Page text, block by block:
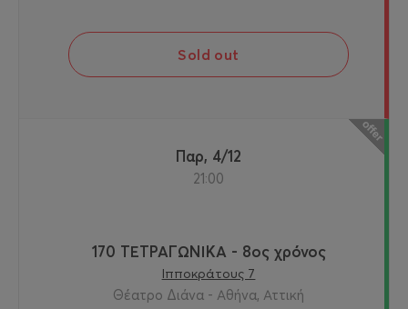
Sold out
Παρ, 4/12
21:00
170 ΤΕΤΡΑΓΩΝΙΚΑ - 8ος χρόνος
Ιπποκράτους 7
Θέατρο Διάνα - Αθήνα, Αττική